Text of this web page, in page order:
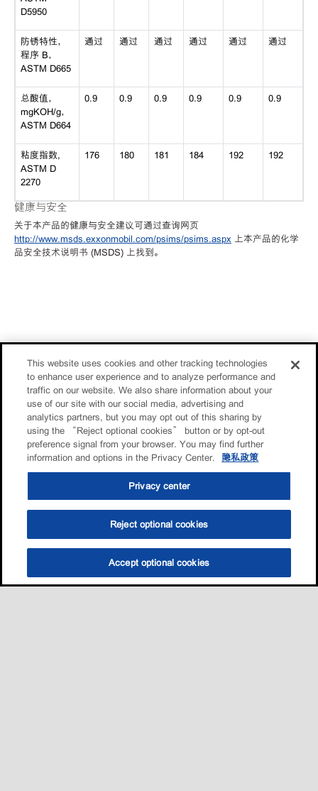
选油助手 查找门店
D5950
防锈特性，
程序 B，
ASTM D665
通过 通过 通过 通过 通过 通过
总酸值，
mgKOH/g，
ASTM D664
0.9 0.9 0.9 0.9 0.9 0.9
粘度指数,
ASTM D
2270
176 180 181 184 192 192
健康与安全
关于本产品的健康与安全建议可通过查询网页
http://www.msds.exxonmobil.com/psims/psims.aspx 上本产品的化学
品安全技术说明书 (MSDS) 上找到。
This website uses cookies and other tracking technologies
to enhance user experience and to analyze performance and
traffic on our website. We also share information about your
use of our site with our social media, advertising and
analytics partners, but you may opt out of this sharing by
using the “Reject optional cookies” button or by opt-out
preference signal from your browser. You may find further
information and options in the Privacy Center.
隐私政策
Privacy center
Reject optional cookies
Accept optional cookies